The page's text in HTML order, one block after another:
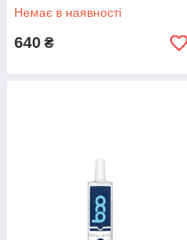
Немає в наявності
640 ₴